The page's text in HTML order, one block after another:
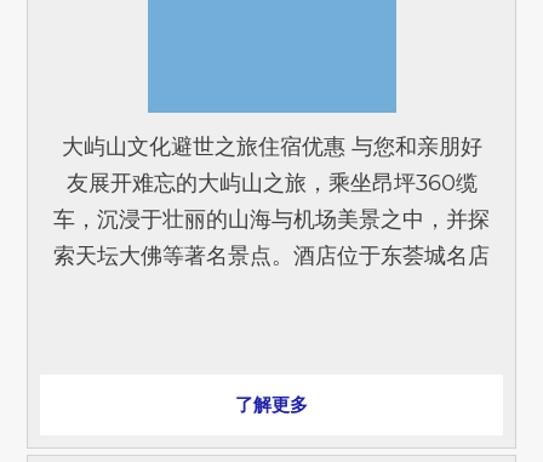
大屿山文化避世之旅住宿优惠 与您和亲朋好
友展开难忘的大屿山之旅，乘坐昂坪360缆
车，沉浸于壮丽的山海与机场美景之中，并探
索天坛大佛等著名景点。酒店位于东荟城名店
了解更多